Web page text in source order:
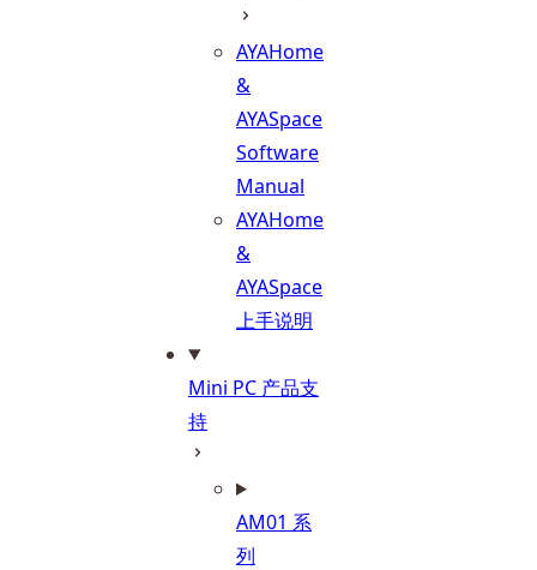
AYAHome
&
AYASpace
Software
Manual
AYAHome
&
AYASpace
上手说明
Mini PC 产品支
持
AM01 系
列